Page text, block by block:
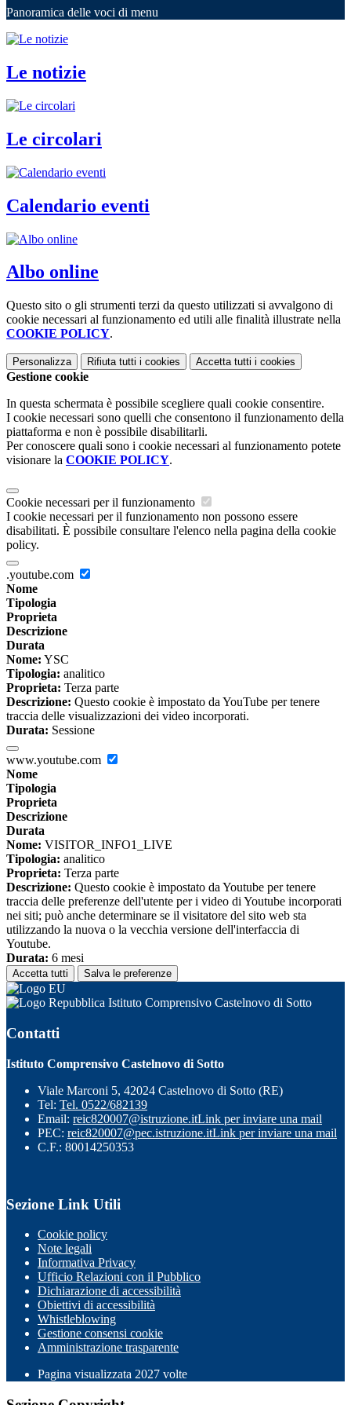
Panoramica delle voci di menu
Le notizie
Le circolari
Calendario eventi
Albo online
Questo sito o gli strumenti terzi da questo utilizzati si avvalgono di
cookie necessari al funzionamento ed utili alle finalità illustrate nella
COOKIE POLICY.
Personalizza Rifiuta tutti i cookies Accetta tutti i cookies
Gestione cookie
In questa schermata è possibile scegliere quali cookie consentire.
I cookie necessari sono quelli che consentono il funzionamento della
piattaforma e non è possibile disabilitarli.
Per conoscere quali sono i cookie necessari al funzionamento potete
visionare la COOKIE POLICY.
Cookie necessari per il funzionamento
I cookie necessari per il funzionamento non possono essere
disabilitati. È possibile consultare l'elenco nella pagina della cookie
policy.
.youtube.com
Nome
Tipologia
Proprieta
Descrizione
Durata
Nome: YSC
Tipologia: analitico
Proprieta: Terza parte
Descrizione: Questo cookie è impostato da YouTube per tenere
traccia delle visualizzazioni dei video incorporati.
Durata: Sessione
www.youtube.com
Nome
Tipologia
Proprieta
Descrizione
Durata
Nome: VISITOR_INFO1_LIVE
Tipologia: analitico
Proprieta: Terza parte
Descrizione: Questo cookie è impostato da Youtube per tenere
traccia delle preferenze dell'utente per i video di Youtube incorporati
nei siti; può anche determinare se il visitatore del sito web sta
utilizzando la nuova o la vecchia versione dell'interfaccia di
Youtube.
Durata: 6 mesi
Accetta tutti Salva le preferenze
Istituto Comprensivo Castelnovo di Sotto
Contatti
Istituto Comprensivo Castelnovo di Sotto
Viale Marconi 5, 42024 Castelnovo di Sotto (RE)
Tel: Tel. 0522/682139
Email: reic820007@istruzione.itLink per inviare una mail
PEC: reic820007@pec.istruzione.itLink per inviare una mail
C.F.: 80014250353
Sezione Link Utili
Cookie policy
Note legali
Informativa Privacy
Ufficio Relazioni con il Pubblico
Dichiarazione di accessibilità
Obiettivi di accessibilità
Whistleblowing
Gestione consensi cookie
Amministrazione trasparente
Pagina visualizzata 2027 volte